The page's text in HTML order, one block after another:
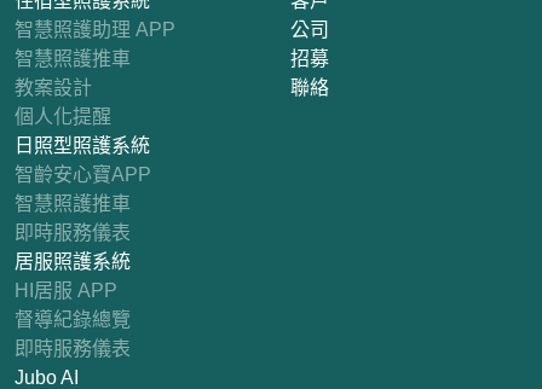
智慧照護助理 APP
智慧照護推車
教案設計
個人化提醒
日照型照護系統
智齡安心寶APP
智慧照護推車
即時服務儀表
居服照護系統
HI居服 APP
督導紀錄總覽
即時服務儀表
Jubo AI
公司
招募
聯絡